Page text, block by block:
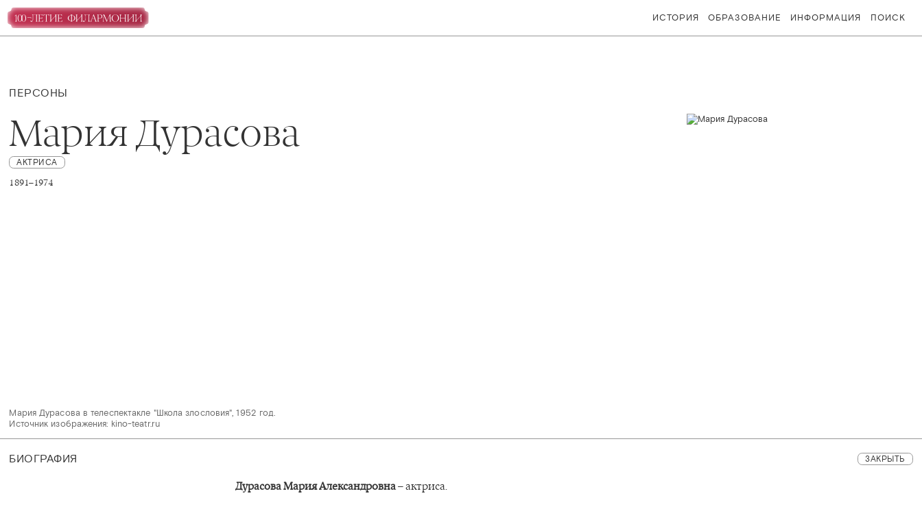
ИСТОРИЯ ОБРАЗОВАНИЕ ИНФОРМАЦИЯ ПОИСК
ПЕРСОНЫ
Мария Дурасова
АКТРИСА
1891–1974
Мария Дурасова в телеспектакле "Школа злословия", 1952 год.
Источник изображения: kino-teatr.ru
БИОГРАФИЯ ЗАКРЫТЬ
Дурасова Мария Александровна– актриса.